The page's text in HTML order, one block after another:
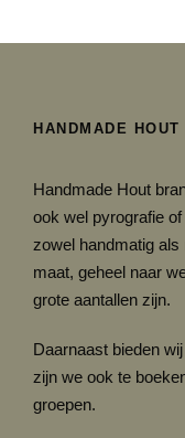
HANDMADE HOUT
Handmade Hout
ook wel pyrografie
zowel handmatig
maat, geheel naar
grote aantallen zijn.
Daarnaast bieden
zijn we ook te
groepen.